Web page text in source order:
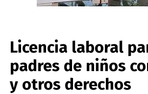
Licencia laboral
padres de niños
y otros derechos